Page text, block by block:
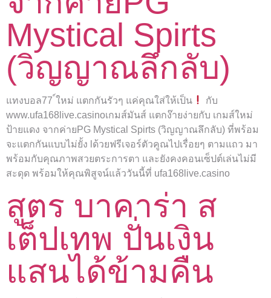
Mystical Spirts
(วิญญาณลึกลับ)
แทงบอล77 ์ใหม่ แตกกันรัวๆ แค่คุณใส่ให้เป็น
กับ
www.ufa168live.casinoเกมส์มันส์ แตกง๊ายง่ายกับ เกมส์ใหม่
ป้ายแดง จากค่ายPG Mystical Spirts (วิญญาณลึกลับ) ที่พร้อม
จะแตกกันแบบไม่ยั้ง lด้วยฟรีเจอร์ตัวคูณไปเรื่อยๆ ตามแถว มา
พร้อมกับคุณภาพสวยตระการตา และยังคงคอนเซ็ปต์เล่นไม่มี
สะดุด พร้อมให้คุณพิสูจน์แล้ววันนี้ที่ ufa168live.casino
สูตร บาคาร่า ส
เต็ปเทพ ปั่นเงิน
แสนได้ข้ามคืน